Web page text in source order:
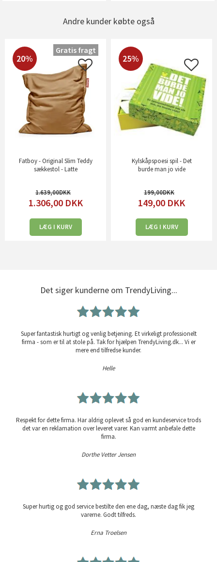
Andre kunder købte også
20%
Fatboy - Original Slim Teddy
sækkestol - Latte
1.639,00
1.306,00 DKK
LÆG I KURV
Gratis fragt
25%
Kylskåpspoesi spil - Det
burde man jo vide
199,00
149,00 DKK
LÆG I KURV
Det siger kunderne om TrendyLiving...
Super fantastisk hurtigt og venlig betjening. Et virkeligt professionelt
firma - som er til at stole på. Tak for hjælpen TrendyLiving.dk... Vi er
mere end tilfredse kunder.
Helle
Respekt for dette firma. Har aldrig oplevet så god en kundeservice trods
det var en reklamation over leveret varer. Kan varmt anbefale dette
firma.
Dorthe Vetter Jensen
Super hurtig og god service bestilte den ene dag, næste dag fik jeg
varerne. Godt tilfreds.
Erna Troelsen